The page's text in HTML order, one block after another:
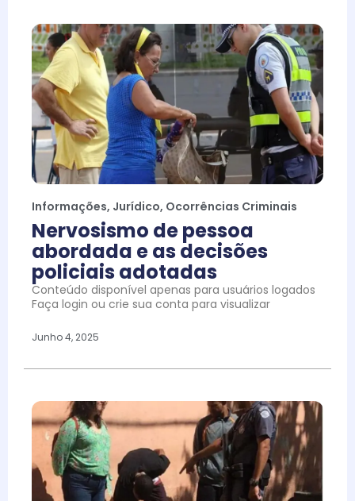
Informações, Jurídico, Ocorrências Criminais
Nervosismo de pessoa
abordada e as decisões
policiais adotadas
Conteúdo disponível apenas para usuários logados
Faça login ou crie sua conta para visualizar
Junho 4, 2025